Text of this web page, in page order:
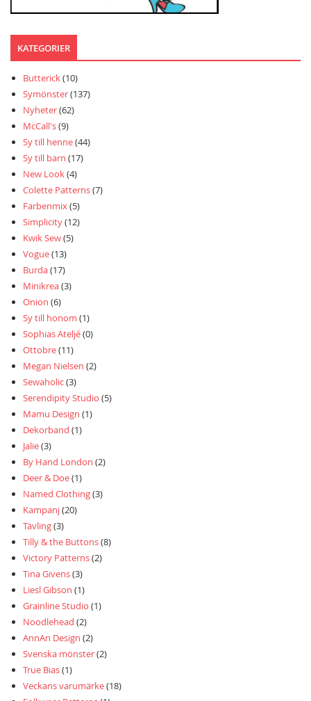
KATEGORIER
Butterick(10)
Symönster(137)
Nyheter(62)
McCall's(9)
Sy till henne(44)
Sy till barn (17)
New Look(4)
Colette Patterns(7)
Farbenmix(5)
Simplicity(12)
Kwik Sew(5)
Vogue(13)
Burda(17)
Minikrea(3)
Onion (6)
Sy till honom (1)
Sophias Ateljé(0)
Ottobre(11)
Megan Nielsen (2)
Sewaholic(3)
Serendipity Studio (5)
Mamu Design (1)
Dekorband (1)
Jalie(3)
By Hand London (2)
Deer & Doe(1)
Named Clothing(3)
Kampanj(20)
Tävling(3)
Tilly & the Buttons(8)
Victory Patterns(2)
Tina Givens(3)
Liesl Gibson (1)
Grainline Studio (1)
Noodlehead (2)
AnnAn Design (2)
Svenska mönster(2)
True Bias(1)
Veckans varumärke(18)